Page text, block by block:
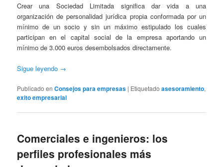
Crear una Sociedad Limitada significa dar vida a una
organización de personalidad jurídica propia conformada por un
mínimo de un socio y sin un máximo estipulado los cuales
participan en el capital social de la empresa aportando un
mínimo de 3.000 euros desembolsados directamente.
Sigue leyendo →
Publicado en Consejos para empresas | Etiquetado asesoramiento,
exito empresarial
Comerciales e ingenieros: los
perfiles profesionales más